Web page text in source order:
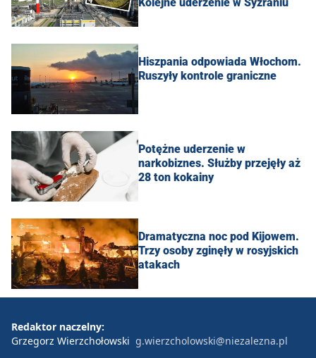
Hiszpania odpowiada Włochom.
Ruszyły kontrole graniczne
Potężne uderzenie w
narkobiznes. Służby przejęły aż
28 ton kokainy
Dramatyczna noc pod Kijowem.
Trzy osoby zginęły w rosyjskich
atakach
Redaktor naczelny:
Grzegorz Wierzchołowski g.wierzcholowski@niezalezna.pl